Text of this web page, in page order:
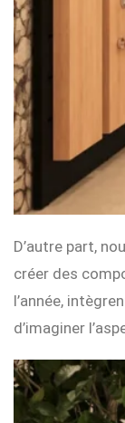
D’autre part,
créer des
l’année,
d’imaginer